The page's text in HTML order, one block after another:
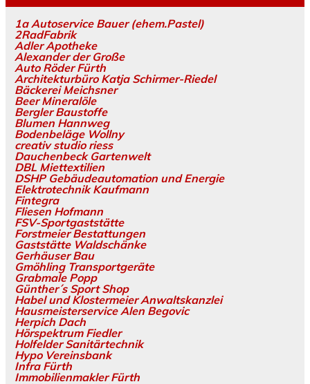
1a Autoservice Bauer (ehem.Pastel)
2RadFabrik
Adler Apotheke
Alexander der Große
Auto Röder Fürth
Architekturbüro Katja Schirmer-Riedel
Bäckerei Meichsner
Beer Mineralöle
Bergler Baustoffe
Blumen Hannweg
Bodenbeläge Wollny
creativ studio riess
Dauchenbeck Gartenwelt
DBL Miettextilien
DSHP Gebäudeautomation und Energie
Elektrotechnik Kaufmann
Fintegra
Fliesen Hofmann
FSV-Sportgaststätte
Forstmeier Bestattungen
Gaststätte Waldschänke
Gerhäuser Bau
Gmöhling Transportgeräte
Grabmale Popp
Günther´s Sport Shop
Habel und Klostermeier Anwaltskanzlei
Hausmeisterservice Alen Begovic
Herpich Dach
Hörspektrum Fiedler
Holfelder Sanitärtechnik
Hypo Vereinsbank
Infra Fürth
Immobilienmakler Fürth